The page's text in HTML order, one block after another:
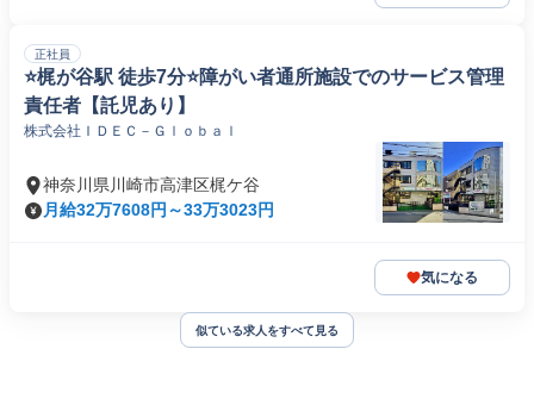
正社員
⭐梶が谷駅 徒歩7分⭐障がい者通所施設でのサービス管理
責任者【託児あり】
株式会社ＩＤＥＣ－Ｇｌｏｂａｌ
神奈川県川崎市高津区梶ケ谷
月給32万7608円～33万3023円
気になる
似ている求人をすべて見る